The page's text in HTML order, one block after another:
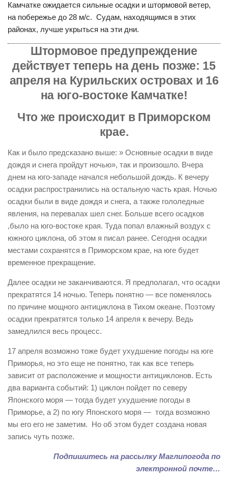
Камчатке ожидается сильные осадки и штормовой ветер,
на побережье до 28 м/с. Судам, находящимся в этих
районах, лучше укрыться на эти дни.
Штормовое предупреждение
действует теперь на день позже: 15
апреля на Курильских островах и 16
на юго-востоке Камчатке!
Что же происходит в Приморском
крае.
Как и было предсказано выше: » Основные осадки в виде
дождя и снега пройдут ночью», так и произошло. Вчера
днем на юго-западе начался небольшой дождь. К вечеру
осадки распространились на остальную часть края. Ночью
осадки были в виде дождя и снега, а также гололедные
явления, на перевалах шел снег. Больше всего осадков
,было на юго-востоке края. Туда попал влажный воздух с
южного циклона, об этом я писал ранее. Сегодня осадки
местами сохранятся в Приморском крае, на юге будет
временное прекращение.
Далее осадки не заканчиваются. Я предполагал, что осадки
прекратятся 14 ночью. Теперь понятно — все поменялось
по причине мощного антициклона в Тихом океане. Поэтому
осадки прекратятся только 14 апреля к вечеру. Ведь
замедлился весь процесс.
17 апреля возможно тоже будет ухудшение погоды на юге
Приморья, но это еще не понятно, так как все теперь
зависит от расположение и мощности антициклонов. Есть
два варианта событий: 1) циклон пойдет по северу
Японского моря — тогда будет ухудшение погоды в
Приморье, а 2) по югу Японского моря — тогда возможно
мы его его не заметим. Но об этом будет создана новая
запись чуть позже.
Подпишитесь на рассылку Маглипогода по
электронной почте…